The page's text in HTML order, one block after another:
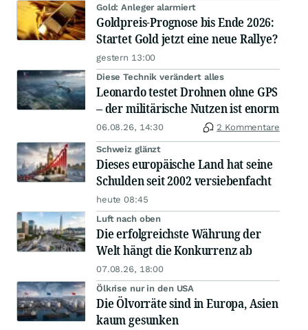
Gold: Anleger alarmiert
Goldpreis-Prognose bis Ende 2026:
Startet Gold jetzt eine neue Rallye?
gestern 13:00
Diese Technik verändert alles
Leonardo testet Drohnen ohne GPS
– der militärische Nutzen ist enorm
06.08.26, 14:30 2 Kommentare
Schweiz glänzt
Dieses europäische Land hat seine
Schulden seit 2002 versiebenfacht
heute 08:45
Luft nach oben
Die erfolgreichste Währung der
Welt hängt die Konkurrenz ab
07.08.26, 18:00
Ölkrise nur in den USA
Die Ölvorräte sind in Europa, Asien
kaum gesunken